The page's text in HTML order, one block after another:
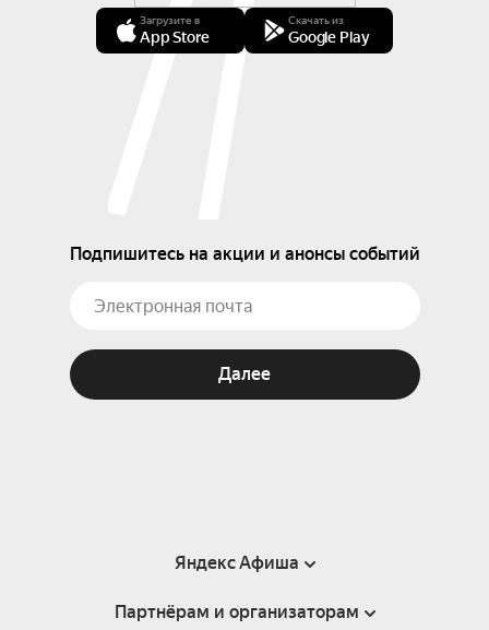
Загрузите в
App Store
Скачать из
Google Play
Подпишитесь на акции и анонсы событий
Далее
Яндекс Афиша
Справка
Партнёрам и организаторам